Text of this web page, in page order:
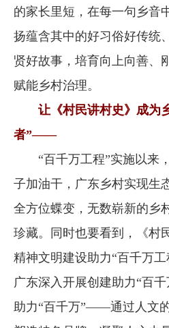
的家长里短，在每一句乡音
扬蕴含其中的好习俗好传统
贤好故事，培育向上向善、
赋能乡村治理。
让《村民讲村史》成为
者”——
“百千万工程”实施以来
子加油干，广东乡村实现生
全方位蝶变，无数崭新的乡
珍藏。同时也要看到，《村
精神文明建设助力“百千万
广东深入开展创建助力“百
助力“百千万”——通过人文